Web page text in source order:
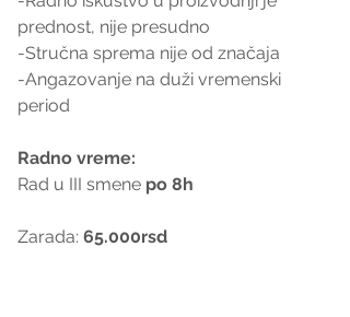
prednost, nije presudno
-Stručna sprema nije od značaja
-Angazovanje na duži vremenski
period
Radno vreme:
Rad u III smene po 8h
Zarada: 65.000rsd